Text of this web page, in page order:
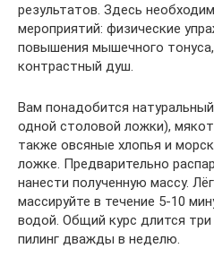
результатов. Здесь
мероприятий: физические
повышения мышечного тонуса,
контрастный душ.
Вам понадобится
одной столовой ложки),
также овсяные хлопья и
ложке. Предварительно
нанести полученную массу.
массируйте в течение 5-10
водой. Общий курс длится три
пилинг дважды в неделю.